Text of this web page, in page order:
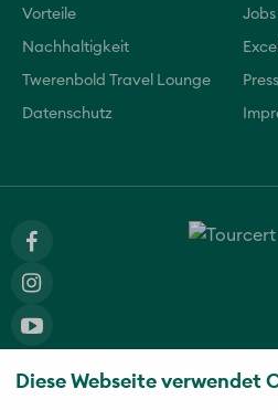
Diese Webseite verwendet
Vorteile Jobs
Nachhaltigkeit
Twerenbold Travel Lounge
Datenschutz